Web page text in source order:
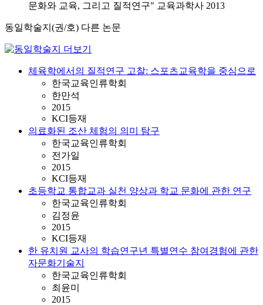
문화와 교육, 그리고 질적연구" 교육과학사 2013
동일학술지(권/호) 다른 논문
체육학에서의 질적연구 고찰: 스포츠교육학을 중심으로
한국교육인류학회
한만석
2015
KCI등재
의료화된 조산 체험의 의미 탐구
한국교육인류학회
전가일
2015
KCI등재
초등학교 통합교과 실천 양상과 학교 문화에 관한 연구
한국교육인류학회
김정윤
2015
KCI등재
한 유치원 교사의 학습연구년 특별연수 참여경험에 관한
자문화기술지
한국교육인류학회
최윤미
2015